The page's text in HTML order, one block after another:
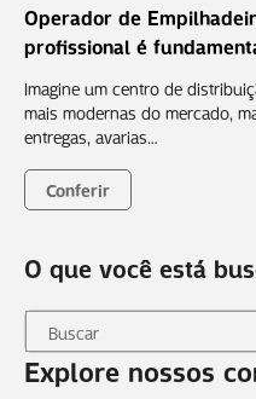
O que você está
Explore nossos
Operador de
profissional é
Imagine um centro de
mais modernas do mercado,
entregas, avarias…
Conferir